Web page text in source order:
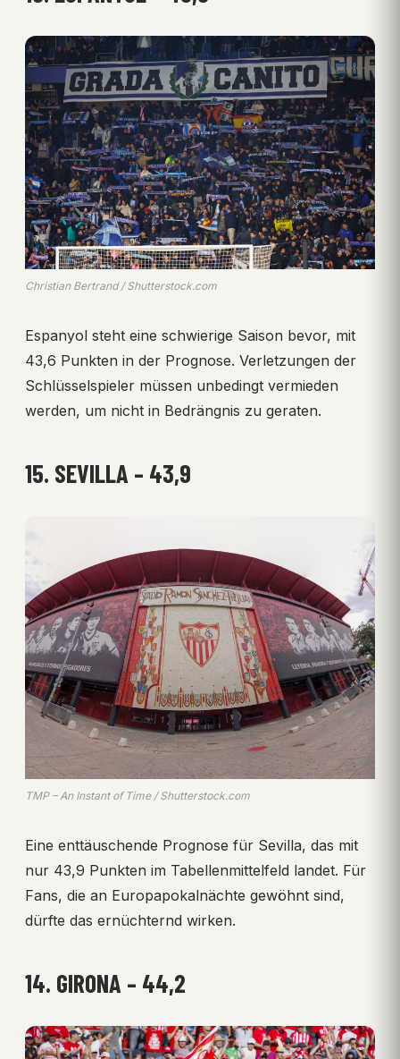
Christian Bertrand / Shutterstock.com
Espanyol steht eine schwierige Saison bevor, mit
43,6 Punkten in der Prognose. Verletzungen der
Schlüsselspieler müssen unbedingt vermieden
werden, um nicht in Bedrängnis zu geraten.
15. SEVILLA – 43,9
TMP – An Instant of Time / Shutterstock.com
Eine enttäuschende Prognose für Sevilla, das mit
nur 43,9 Punkten im Tabellenmittelfeld landet. Für
Fans, die an Europapokalnächte gewöhnt sind,
dürfte das ernüchternd wirken.
14. GIRONA – 44,2